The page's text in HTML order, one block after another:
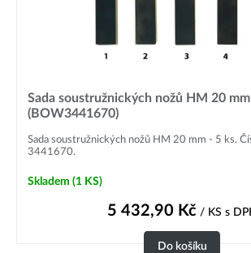
Sada soustružnických nožů HM 20
(BOW3441670)
Sada soustružnických nožů HM 20 mm - 5 ks.
3441670.
Skladem (1 KS)
5 432,90 Kč/ KS s
Do košíku